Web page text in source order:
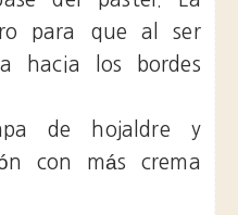
para que al ser
hacia los bordes
de hojaldre y
con más crema